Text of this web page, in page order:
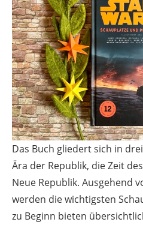
Das Buch gliedert sich in
Ära der Republik, die Zeit
Neue Republik. Ausgehend
werden die wichtigsten
zu Beginn bieten